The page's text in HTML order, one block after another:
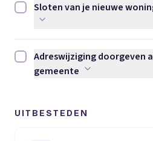
Sloten van je nieuwe woning
Sloten van je nieuwe
Adreswijziging doorgeven aan
Adreswijziging doorgeven
gemeente
UITBESTEDEN